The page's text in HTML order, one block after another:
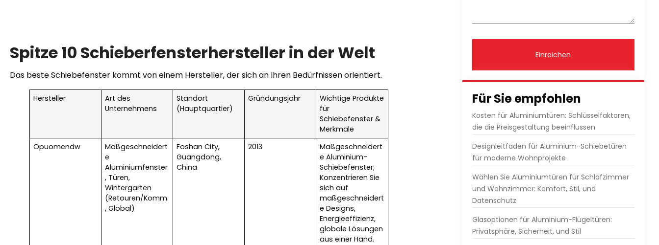
Spitze 10 Schieberfensterhersteller in der Welt
Das beste Schiebefenster kommt von einem Hersteller, der sich an Ihren Bedürfnissen orientiert.
Hersteller
Art des
Unternehmens
Standort
(Hauptquartier)
Gründungsjahr
Wichtige Produkte
für
Schiebefenster &
Merkmale
Opuomendw
Maßgeschneidert
e
Aluminiumfenster
, Türen,
Wintergarten
(Retouren/Komm.
, Global)
Foshan City,
Guangdong,
China
2013
Maßgeschneidert
e Aluminium-
Schiebefenster;
Konzentrieren Sie
sich auf
maßgeschneidert
e Designs,
Energieeffizienz,
globale Lösungen
aus einer Hand.
Einreichen
Für Sie empfohlen
Kosten für Aluminiumtüren: Schlüsselfaktoren,
die die Preisgestaltung beeinflussen
Designleitfaden für Aluminium-Schiebetüren
für moderne Wohnprojekte
Wählen Sie Aluminiumtüren für Schlafzimmer
und Wohnzimmer: Komfort, Stil, und
Datenschutz
Glasoptionen für Aluminium-Flügeltüren:
Privatsphäre, Sicherheit, und Stil